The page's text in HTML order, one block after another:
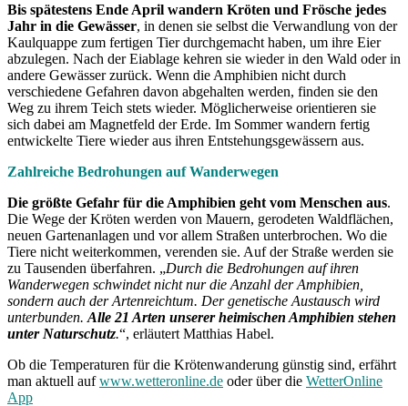
Bis spätestens Ende April wandern Kröten und Frösche jedes
Jahr in die Gewässer, in denen sie selbst die Verwandlung von der
Kaulquappe zum fertigen Tier durchgemacht haben, um ihre Eier
abzulegen. Nach der Eiablage kehren sie wieder in den Wald oder in
andere Gewässer zurück. Wenn die Amphibien nicht durch
verschiedene Gefahren davon abgehalten werden, finden sie den
Weg zu ihrem Teich stets wieder. Möglicherweise orientieren sie
sich dabei am Magnetfeld der Erde. Im Sommer wandern fertig
entwickelte Tiere wieder aus ihren Entstehungsgewässern aus.
Zahlreiche Bedrohungen auf Wanderwegen
Die größte Gefahr für die Amphibien geht vom Menschen aus.
Die Wege der Kröten werden von Mauern, gerodeten Waldflächen,
neuen Gartenanlagen und vor allem Straßen unterbrochen. Wo die
Tiere nicht weiterkommen, verenden sie. Auf der Straße werden sie
zu Tausenden überfahren. „Durch die Bedrohungen auf ihren
Wanderwegen schwindet nicht nur die Anzahl der Amphibien,
sondern auch der Artenreichtum. Der genetische Austausch wird
unterbunden. Alle 21 Arten unserer heimischen Amphibien stehen
unter Naturschutz.“, erläutert Matthias Habel.
Ob die Temperaturen für die Krötenwanderung günstig sind, erfährt
man aktuell aufwww.wetteronline.de oder über die WetterOnline
App